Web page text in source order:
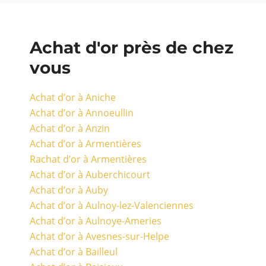
Achat d'or près de chez
vous
Achat d’or à Aniche
Achat d’or à Annoeullin
Achat d’or à Anzin
Achat d’or à Armentières
Rachat d’or à Armentières
Achat d’or à Auberchicourt
Achat d’or à Auby
Achat d’or à Aulnoy-lez-Valenciennes
Achat d’or à Aulnoye-Ameries
Achat d’or à Avesnes-sur-Helpe
Achat d’or à Bailleul